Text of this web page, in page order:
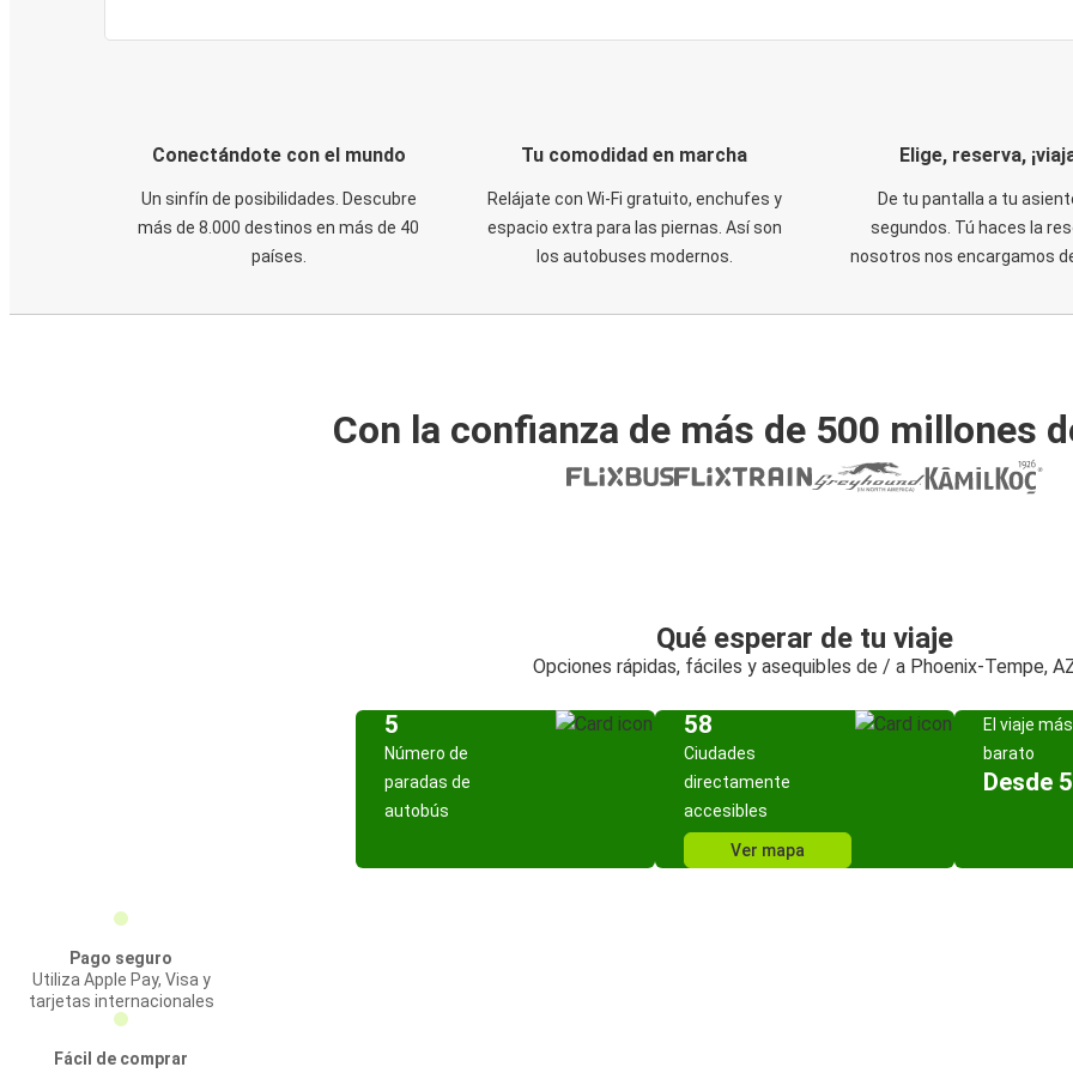
Conectándote con el mundo
Un sinfín de posibilidades. Descubre
más de 8.000 destinos en más de 40
países.
Tu comodidad en marcha
Relájate con Wi-Fi gratuito, enchufes y
espacio extra para las piernas. Así son
los autobuses modernos.
Elige, reserva,
De tu pantalla a tu
segundos. Tú haces la
nosotros nos encargamos
Con la confianza de más de 500 millones
Qué esperar de tu viaje
Opciones rápidas, fáciles y asequibles de / a Phoenix-Tempe,
5
Número de
paradas de
autobús
58
Ciudades
directamente
accesibles
Ver mapa
El viaje más
barato
Desde
Pago seguro
Utiliza Apple Pay, Visa y
tarjetas internacionales
Fácil de comprar